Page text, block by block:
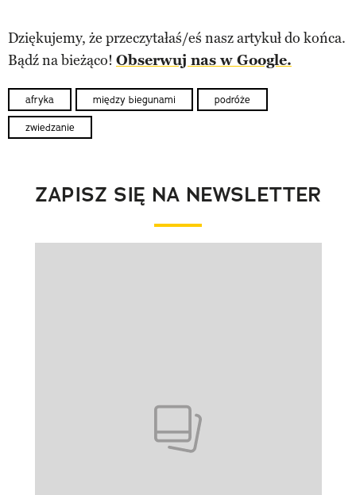
Dziękujemy, że przeczytałaś/eś nasz artykuł do końca.
Bądź na bieżąco! Obserwuj nas w Google.
afryka między biegunami podróże
zwiedzanie
ZAPISZ SIĘ NA NEWSLETTER